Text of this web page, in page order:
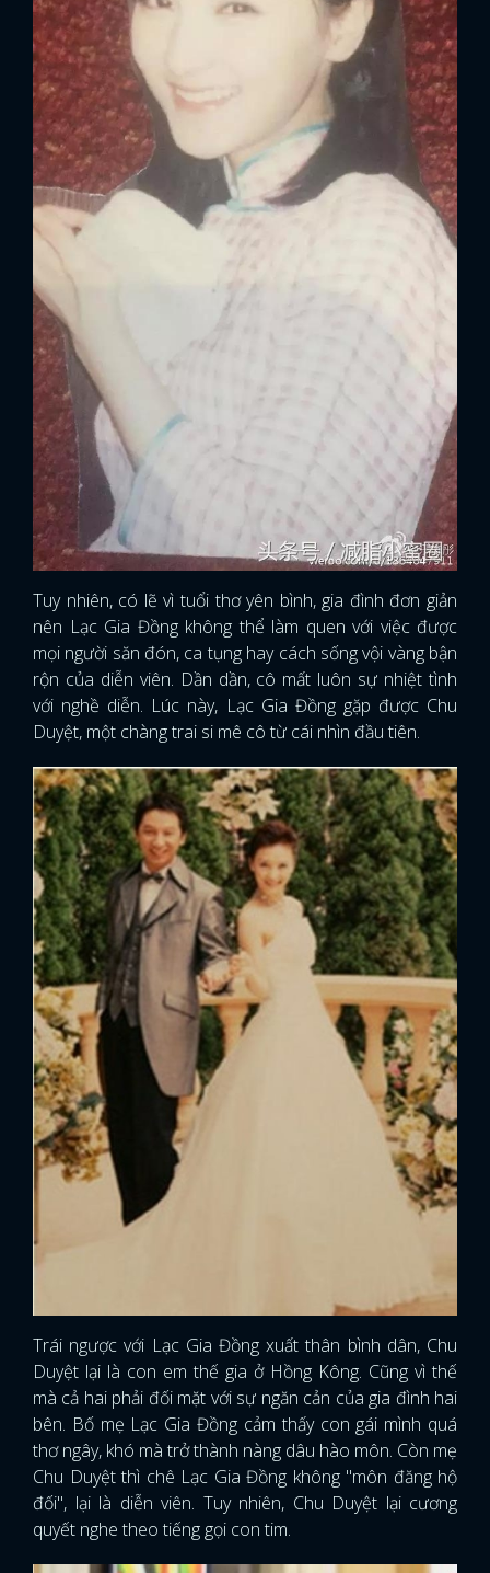
Tuy nhiên, có lẽ vì tuổi thơ yên bình, gia đình đơn giản
nên Lạc Gia Đồng không thể làm quen với việc được
mọi người săn đón, ca tụng hay cách sống vội vàng bận
rộn của diễn viên. Dần dần, cô mất luôn sự nhiệt tình
với nghề diễn. Lúc này, Lạc Gia Đồng gặp được Chu
Duyệt, một chàng trai si mê cô từ cái nhìn đầu tiên.
Trái ngược với Lạc Gia Đồng xuất thân bình dân, Chu
Duyệt lại là con em thế gia ở Hồng Kông. Cũng vì thế
mà cả hai phải đối mặt với sự ngăn cản của gia đình hai
bên. Bố mẹ Lạc Gia Đồng cảm thấy con gái mình quá
thơ ngây, khó mà trở thành nàng dâu hào môn. Còn mẹ
Chu Duyệt thì chê Lạc Gia Đồng không "môn đăng hộ
đối", lại là diễn viên. Tuy nhiên, Chu Duyệt lại cương
quyết nghe theo tiếng gọi con tim.